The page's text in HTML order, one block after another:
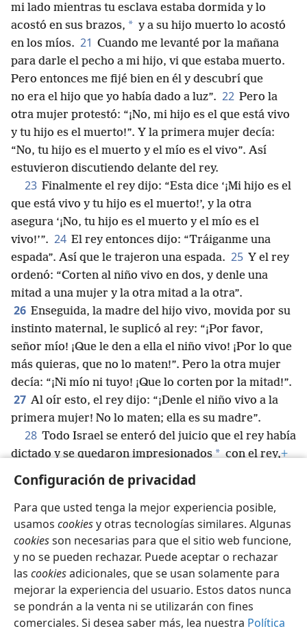
Configuración de privacidad
Para que usted tenga la mejor experiencia posible,
usamos cookiesy otras tecnologías similares. Algunas
cookiesson necesarias para que el sitio web funcione,
y no se pueden rechazar. Puede aceptar o rechazar
las cookiesadicionales, que se usan solamente para
mejorar la experiencia del usuario. Estos datos nunca
se pondrán a la venta ni se utilizarán con fines
comerciales. Si desea saber más, lea nuestra Política
mi lado mientras tu esclava estaba dormida y lo
acostó en sus brazos, * y a su hijo muerto lo acostó
en los míos. 21 Cuando me levanté por la mañana
para darle el pecho a mi hijo, vi que estaba muerto.
Pero entonces me fijé bien en él y descubrí que
no era el hijo que yo había dado a luz”. 22 Pero la
otra mujer protestó: “¡No, mi hijo es el que está vivo
y tu hijo es el muerto!”. Y la primera mujer decía:
“No, tu hijo es el muerto y el mío es el vivo”. Así
estuvieron discutiendo delante del rey.
23 Finalmente el rey dijo: “Esta dice ‘¡Mi hijo es el
que está vivo y tu hijo es el muerto!’, y la otra
asegura ‘¡No, tu hijo es el muerto y el mío es el
vivo!’”. 24 El rey entonces dijo: “Tráiganme una
espada”. Así que le trajeron una espada. 25 Y el rey
ordenó: “Corten al niño vivo en dos, y denle una
mitad a una mujer y la otra mitad a la otra”.
26 Enseguida, la madre del hijo vivo, movida por su
instinto maternal, le suplicó al rey: “¡Por favor,
señor mío! ¡Que le den a ella el niño vivo! ¡Por lo que
más quieras, que no lo maten!”. Pero la otra mujer
decía: “¡Ni mío ni tuyo! ¡Que lo corten por la mitad!”.
27 Al oír esto, el rey dijo: “¡Denle el niño vivo a la
primera mujer! No lo maten; ella es su madre”.
28 Todo Israel se enteró del juicio que el rey había
dictado y se quedaron impresionados * con el rey,+
porque vieron que Dios le había dado sabiduría para
hacer justicia.
Español Compartir Configuración
Copyright © 2026 Watch Tower Bible and Tract Society of Pennsylvania
Condiciones de uso
Política de privacidad
Configuración de privacidad
JW.ORG Iniciar sesión